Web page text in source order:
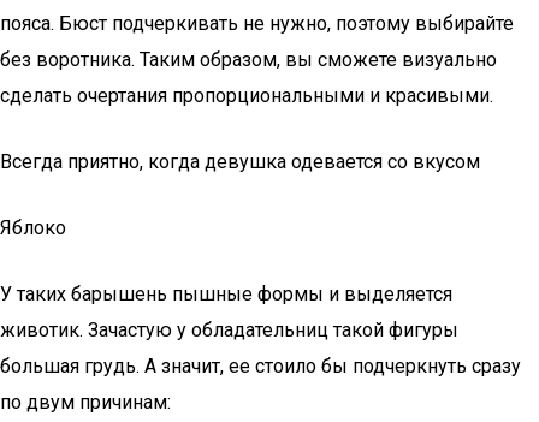
пояса. Бюст подчеркивать не нужно, поэтому выбирайте
без воротника. Таким образом, вы сможете визуально
сделать очертания пропорциональными и красивыми.
Всегда приятно, когда девушка одевается со вкусом
Яблоко
У таких барышень пышные формы и выделяется
животик. Зачастую у обладательниц такой фигуры
большая грудь. А значит, ее стоило бы подчеркнуть сразу
по двум причинам: